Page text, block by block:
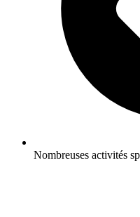
Nombreuses activités